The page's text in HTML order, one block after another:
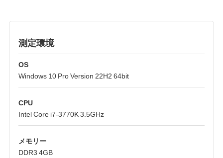
測定環境
OS
Windows 10 Pro Version 22H2 64bit
CPU
Intel Core i7-3770K 3.5GHz
メモリー
DDR3 4GB